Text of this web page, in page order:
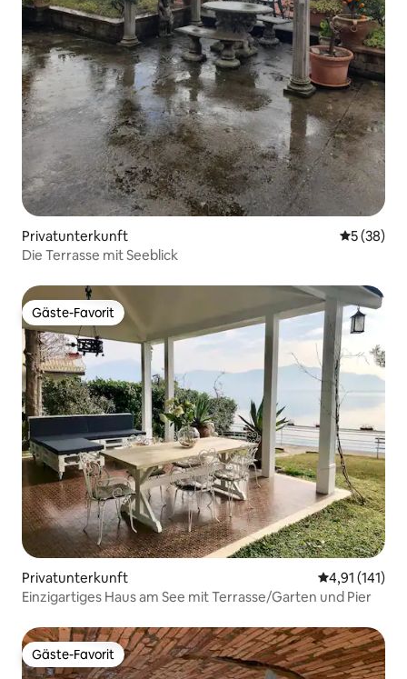
Privatunterkunft
5 (38)
Die Terrasse mit Seeblick
Gäste-Favorit
Gäste-Favorit
Privatunterkunft
4,91 (141)
Einzigartiges Haus am See mit Terrasse/Garten und Pier
Gäste-Favorit
Gäste-Favorit